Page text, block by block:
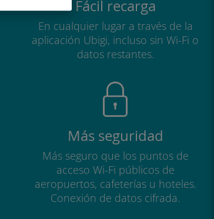
Fácil recarga
En cualquier lugar a través de la
aplicación Ubigi, incluso sin Wi-Fi o
datos restantes.
Más seguridad
Más seguro que los puntos de
acceso Wi-Fi públicos de
aeropuertos, cafeterías u hoteles.
Conexión de datos cifrada.